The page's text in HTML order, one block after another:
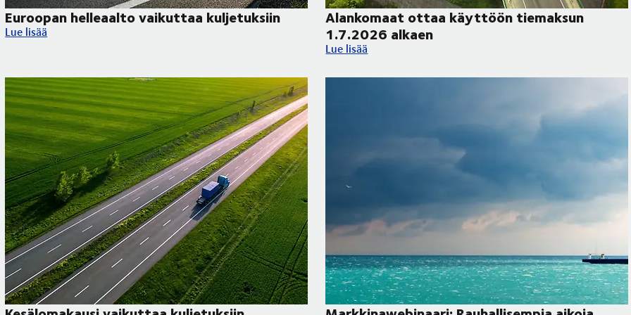
Euroopan helleaalto vaikuttaa kuljetuksiin
Euroopan helleaalto vaikuttaa kuljetuksiin
Lue lisää
Alankomaat ottaa käyttöön tiemaksun
1.7.2026 alkaen
Alankomaat ottaa käyttöön tiemaksun 1.7.2026 alkaen
Lue lisää